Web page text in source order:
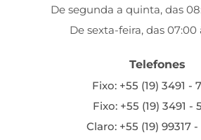
De segunda a quinta, das
De sexta-feira, das 07:00
Telefones
Fixo: +55 (19) 3491 -
Fixo: +55 (19) 3491 -
Claro: +55 (19) 99317